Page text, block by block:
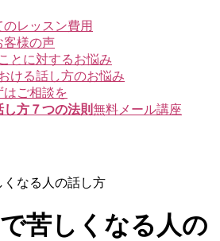
のレッスン費用
客様の声
とに対するお悩み
ける話し方のお悩み
はご相談を
方７つの法則無料メール講座
なる人の話し方
苦しくなる人の